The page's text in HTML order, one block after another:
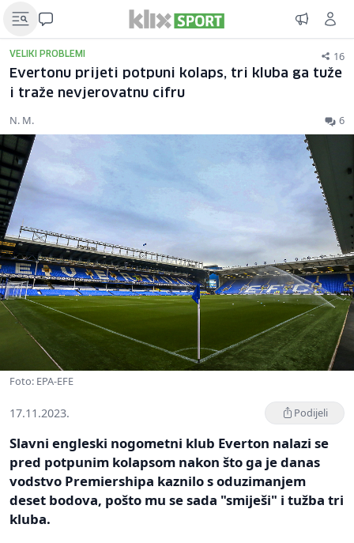
VELIKI PROBLEMI 16
Evertonu prijeti potpuni kolaps, tri kluba ga tuže
i traže nevjerovatnu cifru
N. M. 6
Foto: EPA-EFE
17.11.2023. Podijeli
Slavni engleski nogometni klub Everton nalazi se
pred potpunim kolapsom nakon što ga je danas
vodstvo Premiershipa kaznilo s oduzimanjem
deset bodova, pošto mu se sada "smiješi" i tužba tri
kluba.